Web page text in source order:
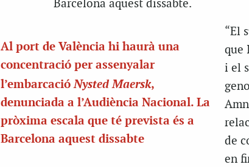
Barcelona aquest dissabte.
Al port de València hi haurà una
concentració per assenyalar
l’embarcacióNysted Maersk,
denunciada a l’Audiència Nacional. La
pròxima escala que té prevista és a
Barcelona aquest dissabte
“El
que
i el
de
en